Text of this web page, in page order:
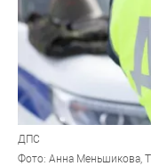
ДПС
Фото: Анна Меньшикова,